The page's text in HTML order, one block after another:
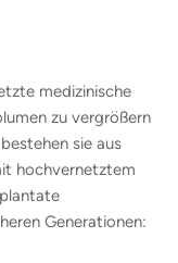
medizinische
zu vergrößern
sie aus
hochvernetztem
Generationen: